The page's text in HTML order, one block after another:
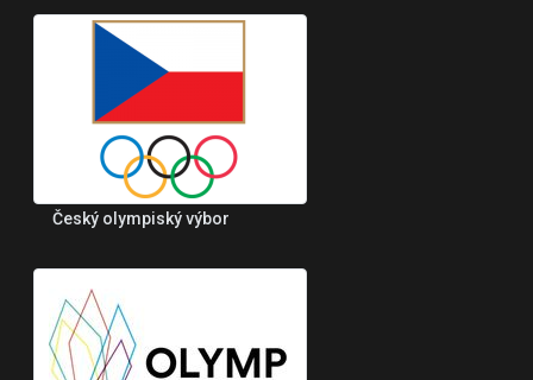
Český olympiský výbor